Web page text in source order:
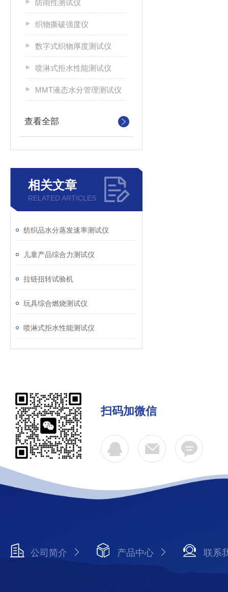
防雨性测试仪
织物撕破强度仪
数字式织物厚度测试仪
喷淋式拒水性能测试仪
MMT液态水分管理测试仪
查看全部
相关文章
RELATED ARTICLES
纺织品水分蒸发速率测试仪
儿童产品综合力测试仪
拉链扭转试验机
玩具综合燃烧测试仪
喷淋式拒水性能测试仪
扫码加微信
公司简介 产品中心 联系